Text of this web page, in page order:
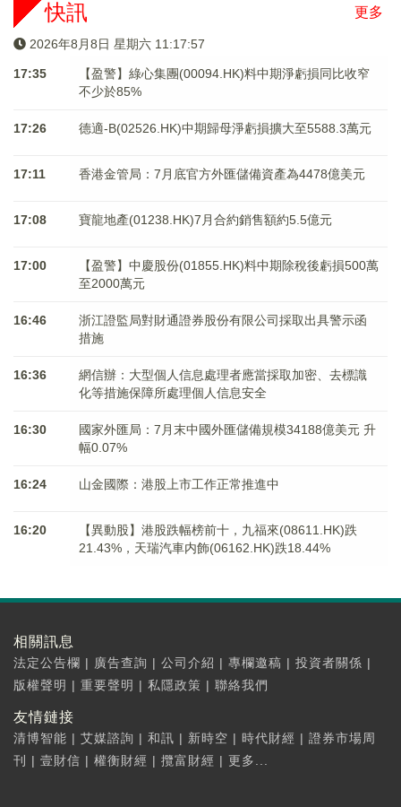
更多
快訊
2026年8月8日 星期六 11:17:57
17:35
【盈警】綠心集團(00094.HK)料中期淨虧損同比收窄
不少於85%
17:26 德適-B(02526.HK)中期歸母淨虧損擴大至5588.3萬元
17:11 香港金管局：7月底官方外匯儲備資產為4478億美元
17:08 寶龍地產(01238.HK)7月合約銷售額約5.5億元
17:00
【盈警】中慶股份(01855.HK)料中期除稅後虧損500萬
至2000萬元
16:46
浙江證監局對財通證券股份有限公司採取出具警示函
措施
16:36
網信辦：大型個人信息處理者應當採取加密、去標識
化等措施保障所處理個人信息安全
16:30
國家外匯局：7月末中國外匯儲備規模34188億美元 升
幅0.07%
16:24 山金國際：港股上市工作正常推進中
16:20
【異動股】港股跌幅榜前十，九福來(08611.HK)跌
21.43%，天瑞汽車内飾(06162.HK)跌18.44%
相關訊息
法定公告欄 | 廣告查詢 | 公司介紹 | 專欄邀稿 | 投資者關係 |
版權聲明 | 重要聲明 | 私隱政策 | 聯絡我們
友情鏈接
清博智能 | 艾媒諮詢 | 和訊 | 新時空 | 時代財經 | 證券市場周
刊
| 壹財信 | 權衡財經 | 攬富財經 | 更多...